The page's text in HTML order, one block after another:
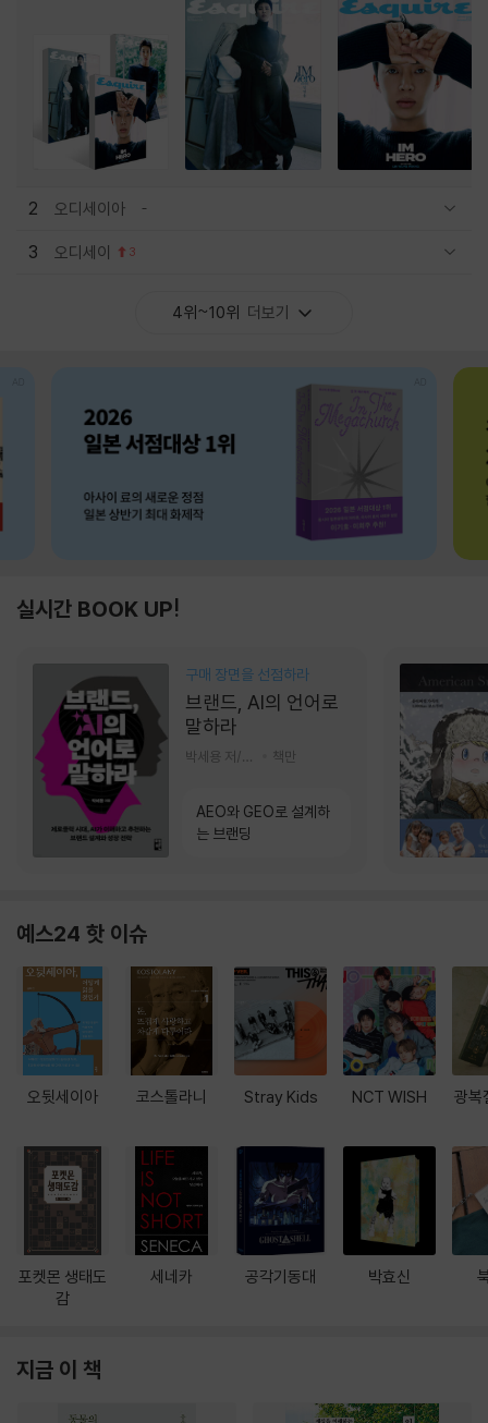
2 오디세이아
3 오디세이 3
4위~10위 더보기
실시간 BOOK UP!
구매 장면을 선점하라
브랜드, AI의 언어로
말하라
책만
AEO와 GEO로 설계하
는 브랜딩
예스24 핫 이슈
오뒷세이아
포켓몬 생태도
감
코스톨라니
세네카
Stray Kids
공각기동대
NCT WISH
박효신
광복
지금 이 책